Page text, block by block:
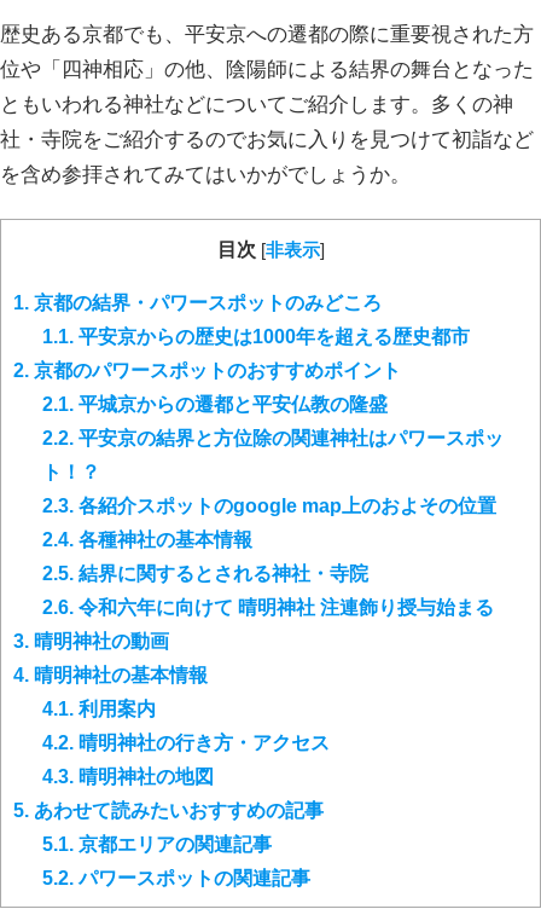
歴史ある京都でも、平安京への遷都の際に重要視された方
位や「四神相応」の他、陰陽師による結界の舞台となった
ともいわれる神社などについてご紹介します。多くの神
社・寺院をご紹介するのでお気に入りを見つけて初詣など
を含め参拝されてみてはいかがでしょうか。
目次 [非表示]
1. 京都の結界・パワースポットのみどころ
1.1. 平安京からの歴史は1000年を超える歴史都市
2. 京都のパワースポットのおすすめポイント
2.1. 平城京からの遷都と平安仏教の隆盛
2.2. 平安京の結界と方位除の関連神社はパワースポッ
ト！？
2.3. 各紹介スポットのgoogle map上のおよその位置
2.4. 各種神社の基本情報
2.5. 結界に関するとされる神社・寺院
2.6. 令和六年に向けて 晴明神社 注連飾り授与始まる
3. 晴明神社の動画
4. 晴明神社の基本情報
4.1. 利用案内
4.2. 晴明神社の行き方・アクセス
4.3. 晴明神社の地図
5. あわせて読みたいおすすめの記事
5.1. 京都エリアの関連記事
5.2.パワースポットの関連記事